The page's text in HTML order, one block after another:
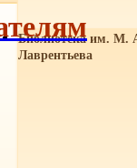
Библиотека им. М.
Лаврентьева